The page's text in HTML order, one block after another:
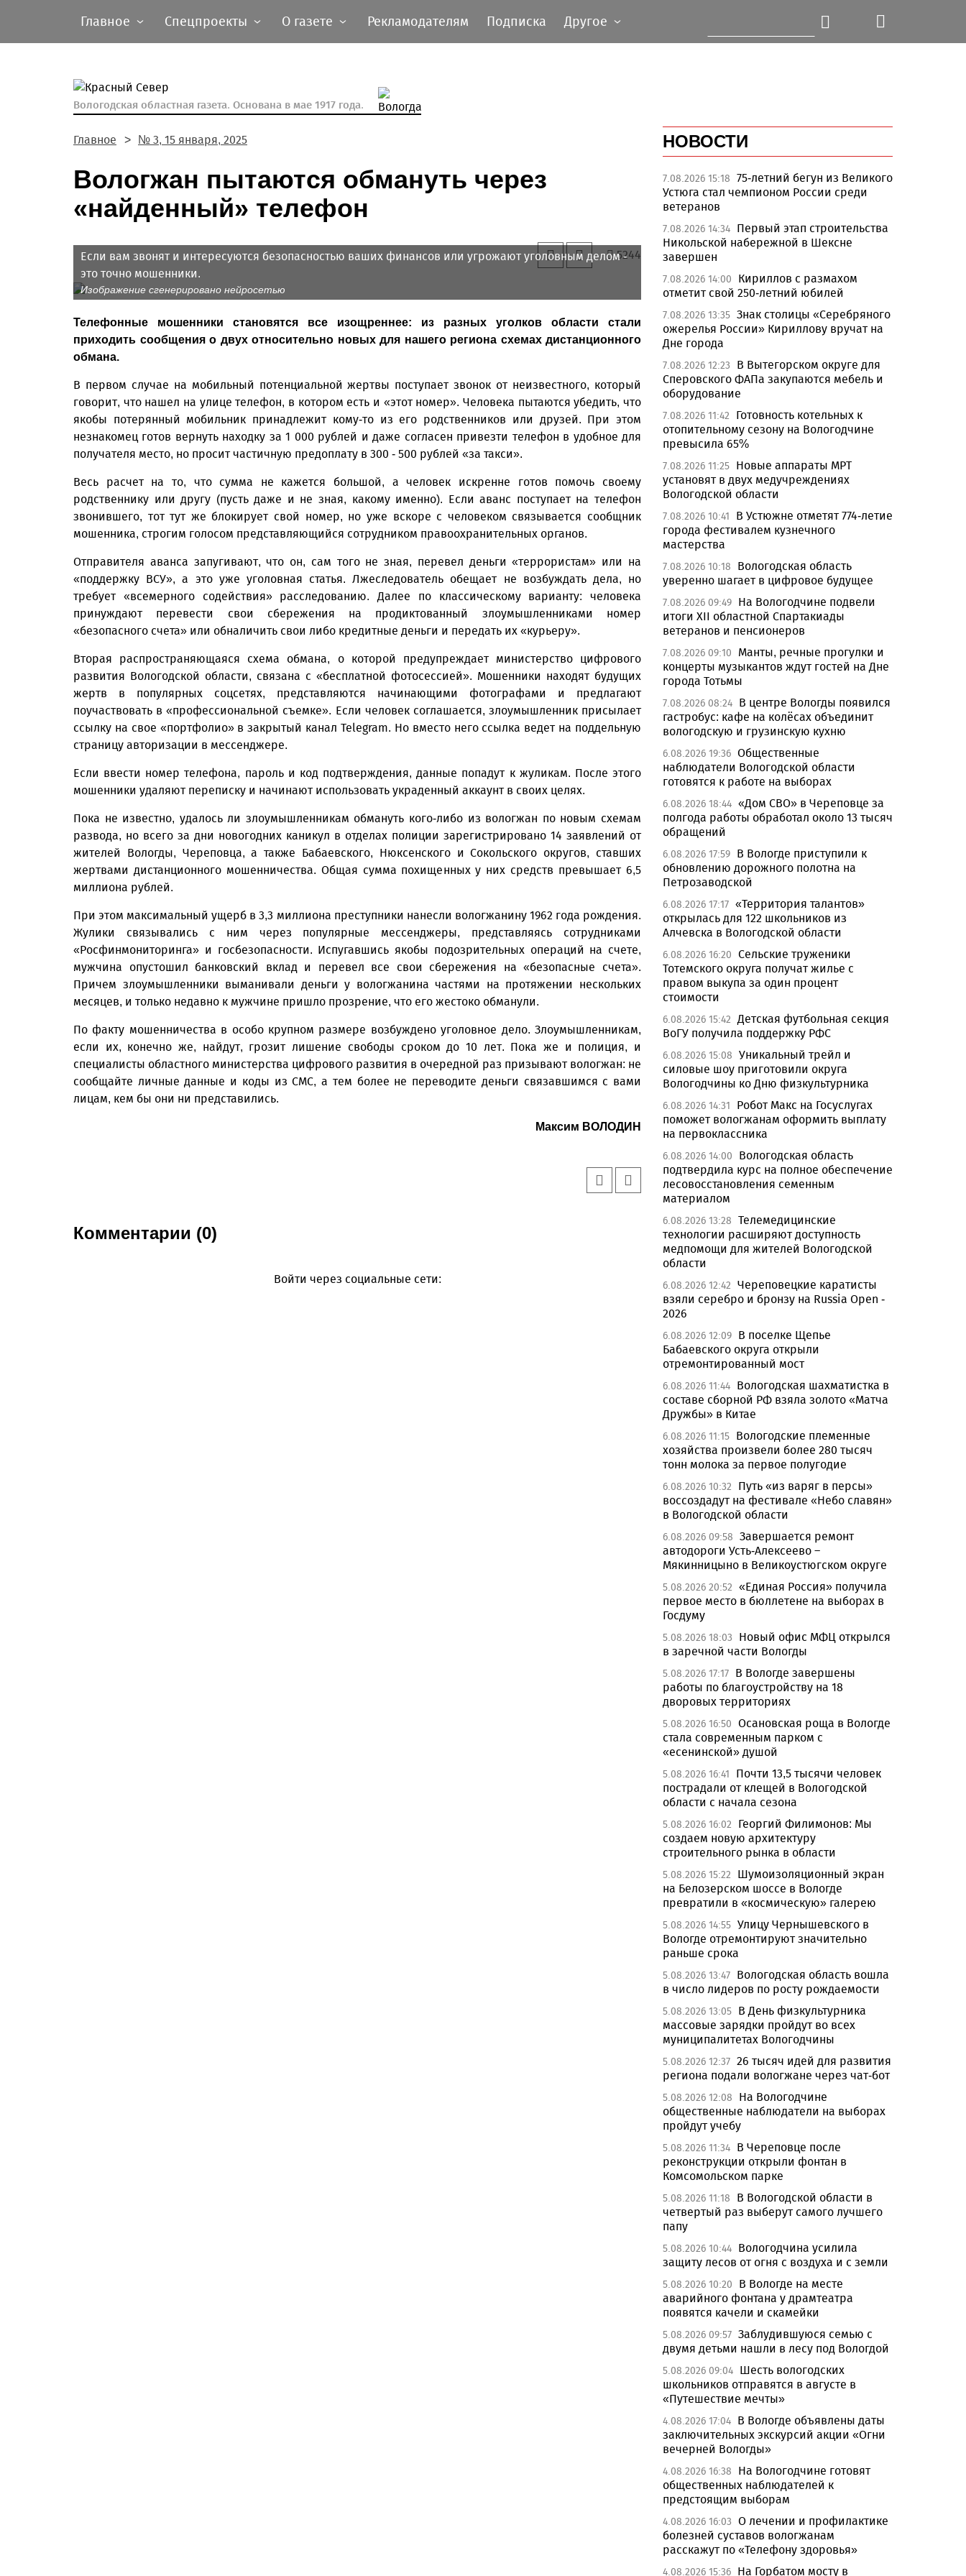
Главное Спецпроекты О газете Рекламодателям Подписка Другое
Вологодская областная газета. Основана в мае 1917 года.
Главное № 3, 15 января, 2025
Вологжан пытаются обмануть через
«найденный» телефон
5244
Если вам звонят и интересуются безопасностью ваших финансов или угрожают уголовным делом -
это точно мошенники.
Изображение сгенерировано нейросетью
Телефонные мошенники становятся все изощреннее: из разных уголков области стали
приходить сообщения о двух относительно новых для нашего региона схемах дистанционного
обмана.
В первом случае на мобильный потенциальной жертвы поступает звонок от неизвестного, который
говорит, что нашел на улице телефон, в котором есть и «этот номер». Человека пытаются убедить, что
якобы потерянный мобильник принадлежит кому-то из его родственников или друзей. При этом
незнакомец готов вернуть находку за 1 000 рублей и даже согласен привезти телефон в удобное для
получателя место, но просит частичную предоплату в 300 - 500 рублей «за такси».
Весь расчет на то, что сумма не кажется большой, а человек искренне готов помочь своему
родственнику или другу (пусть даже и не зная, какому именно). Если аванс поступает на телефон
звонившего, тот тут же блокирует свой номер, но уже вскоре с человеком связывается сообщник
мошенника, строгим голосом представляющийся сотрудником правоохранительных органов.
Отправителя аванса запугивают, что он, сам того не зная, перевел деньги «террористам» или на
«поддержку ВСУ», а это уже уголовная статья. Лжеследователь обещает не возбуждать дела, но
требует «всемерного содействия» расследованию. Далее по классическому варианту: человека
принуждают перевести свои сбережения на продиктованный злоумышленниками номер
«безопасного счета» или обналичить свои либо кредитные деньги и передать их «курьеру».
Вторая распространяющаяся схема обмана, о которой предупреждает министерство цифрового
развития Вологодской области, связана с «бесплатной фотосессией». Мошенники находят будущих
жертв в популярных соцсетях, представляются начинающими фотографами и предлагают
поучаствовать в «профессиональной съемке». Если человек соглашается, злоумышленник присылает
ссылку на свое «портфолио» в закрытый канал Telegram. Но вместо него ссылка ведет на поддельную
страницу авторизации в мессенджере.
Если ввести номер телефона, пароль и код подтверждения, данные попадут к жуликам. После этого
мошенники удаляют переписку и начинают использовать украденный аккаунт в своих целях.
Пока не известно, удалось ли злоумышленникам обмануть кого-либо из вологжан по новым схемам
развода, но всего за дни новогодних каникул в отделах полиции зарегистрировано 14 заявлений от
жителей Вологды, Череповца, а также Бабаевского, Нюксенского и Сокольского округов, ставших
жертвами дистанционного мошенничества. Общая сумма похищенных у них средств превышает 6,5
миллиона рублей.
При этом максимальный ущерб в 3,3 миллиона преступники нанесли вологжанину 1962 года рождения.
Жулики связывались с ним через популярные мессенджеры, представляясь сотрудниками
«Росфинмониторинга» и госбезопасности. Испугавшись якобы подозрительных операций на счете,
мужчина опустошил банковский вклад и перевел все свои сбережения на «безопасные счета».
Причем злоумышленники выманивали деньги у вологжанина частями на протяжении нескольких
месяцев, и только недавно к мужчине пришло прозрение, что его жестоко обманули.
По факту мошенничества в особо крупном размере возбуждено уголовное дело. Злоумышленникам,
если их, конечно же, найдут, грозит лишение свободы сроком до 10 лет. Пока же и полиция, и
специалисты областного министерства цифрового развития в очередной раз призывают вологжан: не
сообщайте личные данные и коды из СМС, а тем более не переводите деньги связавшимся с вами
лицам, кем бы они ни представились.
Максим ВОЛОДИН
Комментарии (0)
Войти через социальные сети:
НОВОСТИ
7.08.2026 15:18 75-летний бегун из Великого
Устюга стал чемпионом России среди
ветеранов
7.08.2026 14:34 Первый этап строительства
Никольской набережной в Шексне
завершен
7.08.2026 14:00
Кириллов с размахом
отметит свой 250-летний юбилей
7.08.2026 13:35 Знак столицы «Серебряного
ожерелья России» Кириллову вручат на
Дне города
7.08.2026 12:23
В Вытегорском округе для
Сперовского ФАПа закупаются мебель и
оборудование
7.08.2026 11:42
Готовность котельных к
отопительному сезону на Вологодчине
превысила 65%
7.08.2026 11:25 Новые аппараты МРТ
установят в двух медучреждениях
Вологодской области
7.08.2026 10:41
В Устюжне отметят 774-летие
города фестивалем кузнечного
мастерства
7.08.2026 10:18
Вологодская область
уверенно шагает в цифровое будущее
7.08.2026 09:49 На Вологодчине подвели
итоги XII областной Спартакиады
ветеранов и пенсионеров
7.08.2026 09:10
Манты, речные прогулки и
концерты музыкантов ждут гостей на Дне
города Тотьмы
7.08.2026 08:24 В центре Вологды появился
гастробус: кафе на колёсах объединит
вологодскую и грузинскую кухню
6.08.2026 19:36 Общественные
наблюдатели Вологодской области
готовятся к работе на выборах
6.08.2026 18:44 «Дом СВО» в Череповце за
полгода работы обработал около 13 тысяч
обращений
6.08.2026 17:59 В Вологде приступили к
обновлению дорожного полотна на
Петрозаводской
6.08.2026 17:17 «Территория талантов»
открылась для 122 школьников из
Алчевска в Вологодской области
6.08.2026 16:20 Сельские труженики
Тотемского округа получат жилье с
правом выкупа за один процент
стоимости
6.08.2026 15:42 Детская футбольная секция
ВоГУ получила поддержку РФС
6.08.2026 15:08 Уникальный трейл и
силовые шоу приготовили округа
Вологодчины ко Дню физкультурника
6.08.2026 14:31
Робот Макс на Госуслугах
поможет вологжанам оформить выплату
на первоклассника
6.08.2026 14:00
Вологодская область
подтвердила курс на полное обеспечение
лесовосстановления семенным
материалом
6.08.2026 13:28 Телемедицинские
технологии расширяют доступность
медпомощи для жителей Вологодской
области
6.08.2026 12:42 Череповецкие каратисты
взяли серебро и бронзу на Russia Open -
2026
6.08.2026 12:09 В поселке Щепье
Бабаевского округа открыли
отремонтированный мост
6.08.2026 11:44 Вологодская шахматистка в
составе сборной РФ взяла золото «Матча
Дружбы» в Китае
6.08.2026 11:15 Вологодские племенные
хозяйства произвели более 280 тысяч
тонн молока за первое полугодие
6.08.2026 10:32
Путь «из варяг в персы»
воссоздадут на фестивале «Небо славян»
в Вологодской области
6.08.2026 09:58 Завершается ремонт
автодороги Усть-Алексеево –
Мякинницыно в Великоустюгском округе
5.08.2026 20:52 «Единая Россия» получила
первое место в бюллетене на выборах в
Госдуму
5.08.2026 18:03
Новый офис МФЦ открылся
в заречной части Вологды
5.08.2026 17:17 В Вологде завершены
работы по благоустройству на 18
дворовых территориях
5.08.2026 16:50 Осановская роща в Вологде
стала современным парком с
«есенинской» душой
5.08.2026 16:41
Почти 13,5 тысячи человек
пострадали от клещей в Вологодской
области с начала сезона
5.08.2026 16:02
Георгий Филимонов: Мы
создаем новую архитектуру
строительного рынка в области
5.08.2026 15:22
Шумоизоляционный экран
на Белозерском шоссе в Вологде
превратили в «космическую» галерею
5.08.2026 14:55 Улицу Чернышевского в
Вологде отремонтируют значительно
раньше срока
5.08.2026 13:47 Вологодская область вошла
в число лидеров по росту рождаемости
5.08.2026 13:05 В День физкультурника
массовые зарядки пройдут во всех
муниципалитетах Вологодчины
5.08.2026 12:37 26 тысяч идей для развития
региона подали вологжане через чат-бот
5.08.2026 12:08
На Вологодчине
общественные наблюдатели на выборах
пройдут учебу
5.08.2026 11:34 В Череповце после
реконструкции открыли фонтан в
Комсомольском парке
5.08.2026 11:18
В Вологодской области в
четвертый раз выберут самого лучшего
папу
5.08.2026 10:44 Вологодчина усилила
защиту лесов от огня с воздуха и с земли
5.08.2026 10:20
В Вологде на месте
аварийного фонтана у драмтеатра
появятся качели и скамейки
5.08.2026 09:57 Заблудившуюся семью с
двумя детьми нашли в лесу под Вологдой
5.08.2026 09:04 Шесть вологодских
школьников отправятся в августе в
«Путешествие мечты»
4.08.2026 17:04 В Вологде объявлены даты
заключительных экскурсий акции «Огни
вечерней Вологды»
4.08.2026 16:38
На Вологодчине готовят
общественных наблюдателей к
предстоящим выборам
4.08.2026 16:03 О лечении и профилактике
болезней суставов вологжанам
расскажут по «Телефону здоровья»
4.08.2026 15:36 На Горбатом мосту в